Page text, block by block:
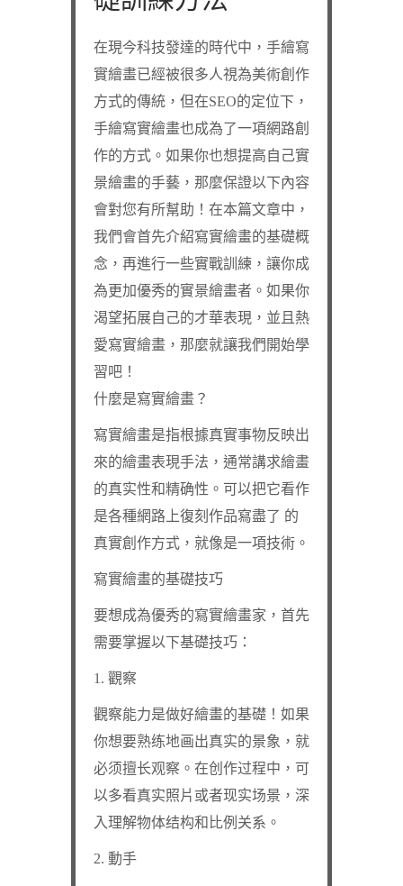
在現今科技發達的時代中，手繪寫
實繪畫已經被很多人視為美術創作
方式的傳統，但在SEO的定位下，
手繪寫實繪畫也成為了一項網路創
作的方式。如果你也想提高自己實
景繪畫的手藝，那麼保證以下內容
會對您有所幫助！在本篇文章中，
我們會首先介紹寫實繪畫的基礎概
念，再進行一些實戰訓練，讓你成
為更加優秀的實景繪畫者。如果你
渴望拓展自己的才華表現，並且熱
愛寫實繪畫，那麼就讓我們開始學
習吧！
什麼是寫實繪畫？
寫實繪畫是指根據真實事物反映出
來的繪畫表現手法，通常講求繪畫
的真实性和精确性。可以把它看作
是各種網路上復刻作品寫盡了 的
真實創作方式，就像是一項技術。
寫實繪畫的基礎技巧
要想成為優秀的寫實繪畫家，首先
需要掌握以下基礎技巧：
1. 觀察
觀察能力是做好繪畫的基礎！如果
你想要熟练地画出真实的景象，就
必须擅长观察。在创作过程中，可
以多看真实照片或者现实场景，深
入理解物体结构和比例关系。
2. 動手